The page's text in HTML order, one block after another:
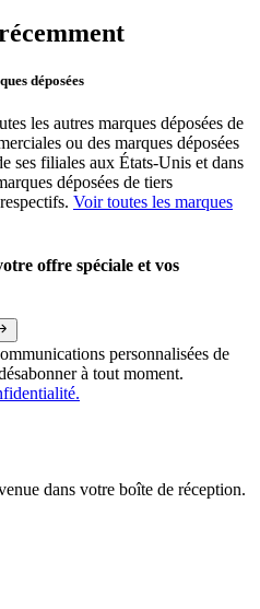
déposées
les autres marques déposées de
ou des marques déposées
ses filiales aux États-Unis et dans
déposées de tiers
Voir toutes les marques
offre spéciale et vos
personnalisées de
à tout moment.
dans votre boîte de réception.